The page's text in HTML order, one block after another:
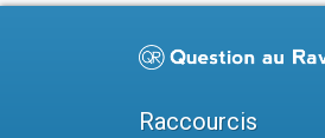
Raccourcis